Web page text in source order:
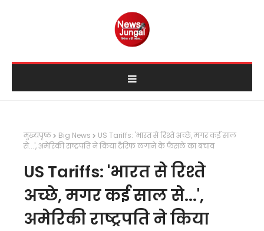
मुख्यपृष्ठ Big News
US Tariffs: 'भारत से रिश्ते अच्छे, मगर कई साल
से...', अमेरिकी राष्ट्रपति ने किया टैरिफ लगाने के फैसले का बचाव
US Tariffs: 'भारत से रिश्ते
अच्छे, मगर कई साल से...',
अमेरिकी राष्ट्रपति ने किया